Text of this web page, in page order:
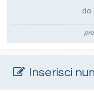
da
Inserisci